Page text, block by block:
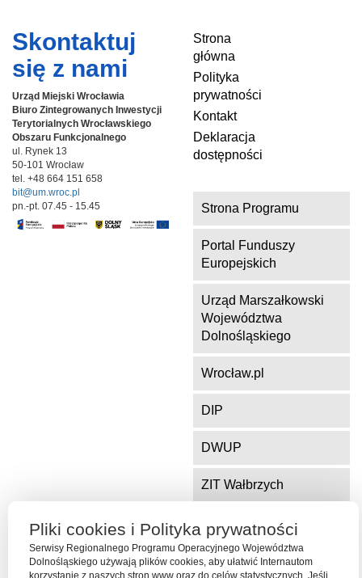
Skontaktuj
się z nami
Urząd Miejski Wrocławia
Biuro Zintegrowanych Inwestycji
Terytorialnych Wrocławskiego
Obszaru Funkcjonalnego
ul. Rynek 13
50-101 Wrocław
tel. +48 664 151 658
bit@um.wroc.pl
pn.-pt. 07.45 - 15.45
Strona
główna
Polityka
prywatności
Kontakt
Deklaracja
dostępności
Strona Programu
Portal Funduszy
Europejskich
Urząd Marszałkowski
Województwa
Dolnośląskiego
Wrocław.pl
DIP
DWUP
ZIT Wałbrzych
ZIT Jelenia Góra
Pliki cookies i Polityka prywatności
Serwisy Regionalnego Programu Operacyjnego Województwa
Dolnośląskiego używają plików cookies, aby ułatwić Internautom
korzystanie z naszych stron www oraz do celów statystycznych. Jeśli